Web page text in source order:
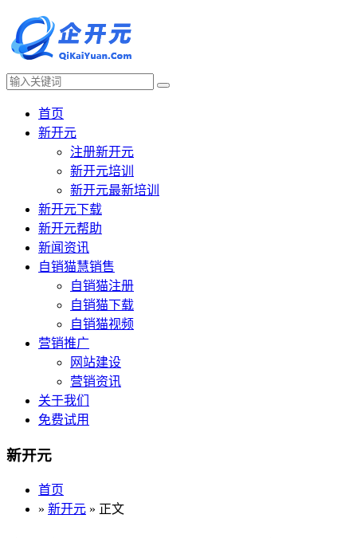
首页
新开元
注册新开元
新开元培训
新开元最新培训
新开元下载
新开元帮助
新闻资讯
自销猫慧销售
自销猫注册
自销猫下载
自销猫视频
营销推广
网站建设
营销资讯
关于我们
免费试用
新开元
首页
» 新开元 » 正文